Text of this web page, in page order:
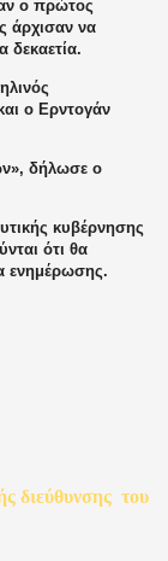
ο πρώτος
άρχισαν να
δεκαετία.
ο Ερντογάν
δήλωσε ο
κυβέρνησης
ότι θα
ενημέρωσης.
διεύθυνσης του